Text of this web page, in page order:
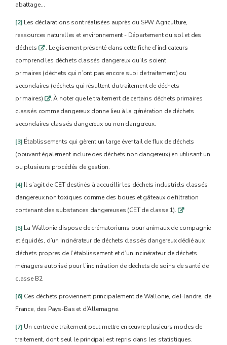
abattage…
[2] Les déclarations sont réalisées auprès du SPW Agriculture,
ressources naturelles et environnement - Département du sol et des
déchets q. Le gisement présenté dans cette fiche d’indicateurs
comprend les déchets classés dangereux qu’ils soient
primaires (déchets qui n’ont pas encore subi de traitement) ou
secondaires (déchets qui résultent du traitement de déchets
primaires)q. À noter que le traitement de certains déchets primaires
classés comme dangereux donne lieu à la génération de déchets
secondaires classés dangereux ou non dangereux.
[3] Établissements qui gèrent un large éventail de flux de déchets
(pouvant également inclure des déchets non dangereux) en utilisant un
ou plusieurs procédés de gestion.
[4] Il s’agit de CET destinés à accueillir les déchets industriels classés
dangereux non toxiques comme des boues et gâteaux de filtration
contenant des substances dangereuses (CET de classe 1). q
[5] La Wallonie dispose de crématoriums pour animaux de compagnie
et équidés, d’un incinérateur de déchets classés dangereux dédié aux
déchets propres de l’établissement et d’un incinérateur de déchets
ménagers autorisé pour l’incinération de déchets de soins de santé de
classe B2.
[6] Ces déchets proviennent principalement de Wallonie, de Flandre, de
France, des Pays-Bas et d’Allemagne.
[7] Un centre de traitement peut mettre en œuvre plusieurs modes de
traitement, dont seul le principal est repris dans les statistiques.